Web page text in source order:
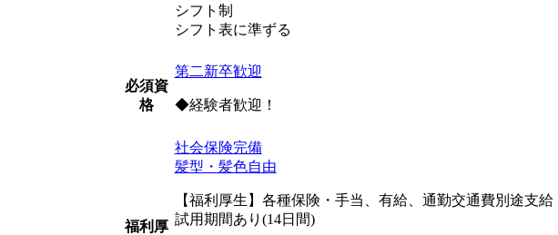
シフト制
シフト表に準ずる
必須資
格
第二新卒歓迎
◆経験者歓迎！
福利厚
社会保険完備
髪型・髪色自由
【福利厚生】各種保険・手当、有給、通勤交通費別途
試用期間あり(14日間)